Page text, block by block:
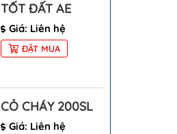
TỐT ĐẤT AE
Giá: Liên hệ
ĐẶT MUA
CỎ CHÁY 200SL
Giá: Liên hệ